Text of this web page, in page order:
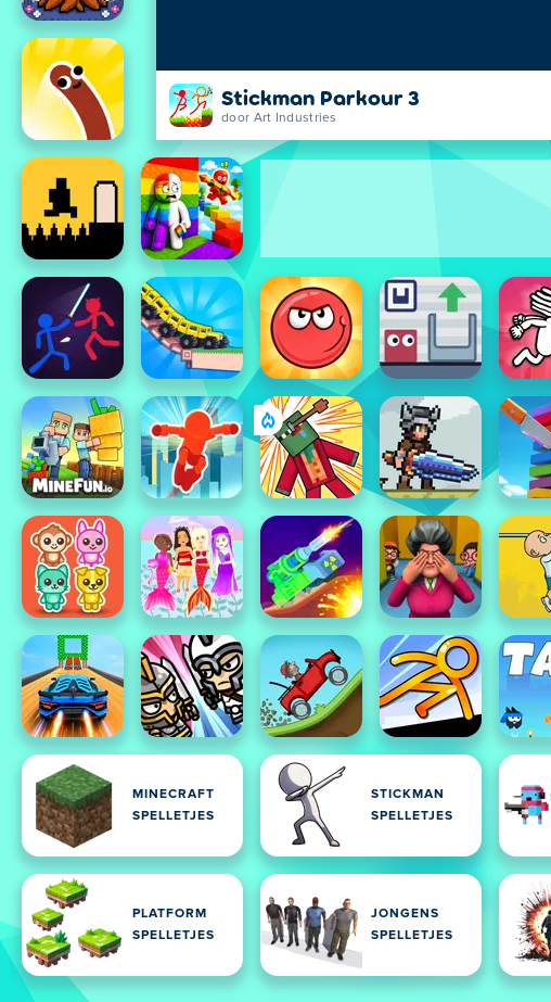
Stickman Parkour 3
door Art Industries
MINECRAFT
SPELLETJES
STICKMAN
SPELLETJES
PLATFORM
SPELLETJES
JONGENS
SPELLETJES